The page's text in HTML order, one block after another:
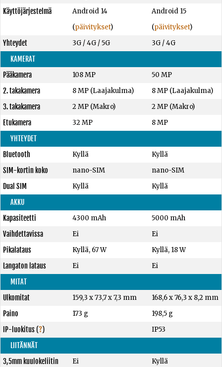
Käyttöjärjestelmä
Android 14
(päivitykset)
Android 15
(päivitykset)
Yhteydet
3G / 4G / 5G
3G / 4G
KAMERAT
Pääkamera
108 MP
50 MP
2. takakamera
8 MP (Laajakulma)
8 MP (Laajakulma)
3. takakamera
2 MP (Makro)
2 MP (Makro)
Etukamera
32 MP
8 MP
YHTEYDET
Bluetooth
Kyllä
Kyllä
SIM-kortin koko
nano-SIM
nano-SIM
Dual SIM
Kyllä
Kyllä
AKKU
Kapasiteetti
4300 mAh
5000 mAh
Vaihdettavissa
Ei
Ei
Pikalataus
Kyllä, 67 W
Kyllä, 18 W
Langaton lataus
Ei
Ei
MITAT
Ulkomitat
159,3 x 73,7 x 7,3 mm
168,6 x 76,3 x 8,2 mm
Paino
173 g
198,5 g
IP-luokitus(?)
IP53
LIITÄNNÄT
3,5mm kuulokeliitin
Ei
Kyllä